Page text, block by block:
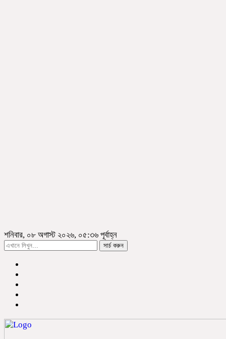
শনিবার, ০৮ অগাস্ট ২০২৬, ০৫:৩৬ পূর্বাহ্ন
সার্চ করুন